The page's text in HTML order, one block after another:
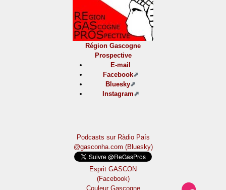
Région Gascogne
Prospective
E-mail
Facebook
Bluesky
Instagram
Podcasts sur Ràdio País
@gasconha.com (Bluesky)
Esprit GASCON
(Facebook)
Couleur Gascogne